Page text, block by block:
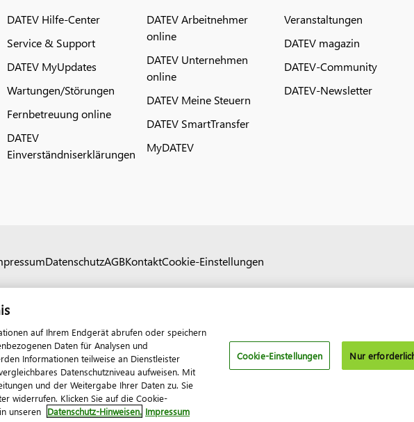
DATEV Hilfe-Center
Service & Support
DATEV MyUpdates
Wartungen/Störungen
Fernbetreuung online
DATEV
Einverständniserklärungen
DATEV Arbeitnehmer
online
DATEV Unternehmen
online
DATEV Meine Steuern
DATEV SmartTransfer
MyDATEV
Veranstaltungen
DATEV magazin
DATEV-Community
DATEV-Newsletter
DatenschutzAGBKontaktCookie-Einstellungen
auf Ihrem Endgerät abrufen oder speichern
Daten für Analysen und
Informationen teilweise an Dienstleister
Datenschutzniveau aufweisen. Mit
und der Weitergabe Ihrer Daten zu. Sie
widerrufen. Klicken Sie auf die Cookie-
unseren Datenschutz-Hinweisen. Impressum
Cookie-Einstellungen Nur